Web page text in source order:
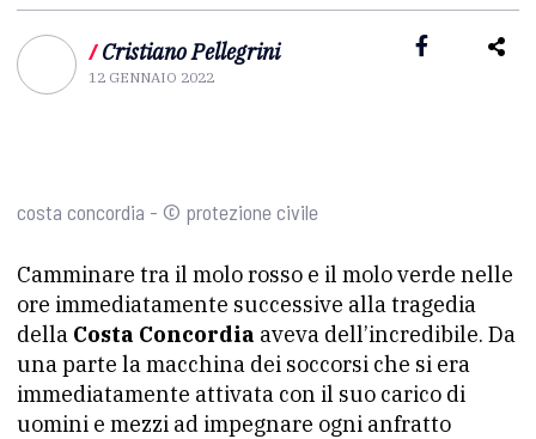
/Cristiano Pellegrini
12 GENNAIO 2022
costa concordia - © protezione civile
Camminare tra il molo rosso e il molo verde nelle
ore immediatamente successive alla tragedia
della Costa Concordia aveva dell’incredibile. Da
una parte la macchina dei soccorsi che si era
immediatamente attivata con il suo carico di
uomini e mezzi ad impegnare ogni anfratto